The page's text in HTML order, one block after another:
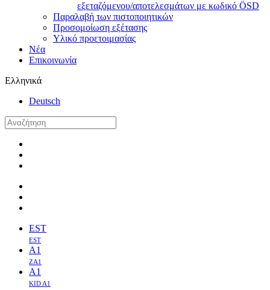
εξεταζόμενου/αποτελεσμάτων με κωδικό ÖSD
Παραλαβή των πιστοποιητικών
Προσομοίωση εξέτασης
Υλικό προετοιμασίας
Νέα
Επικοινωνία
Ελληνικά
Deutsch
EST
EST
A1
ZA1
A1
KID A1